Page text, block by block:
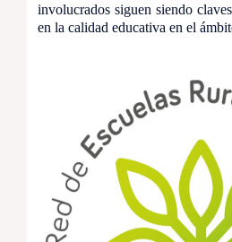
involucrados siguen siendo
en la calidad educativa en el